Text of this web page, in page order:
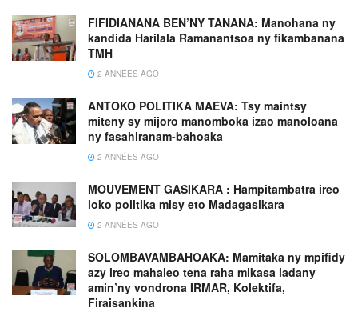
FIFIDIANANA BEN’NY TANANA: Manohana ny
kandida Harilala Ramanantsoa ny fikambanana
TMH
2 ANNÉES AGO
ANTOKO POLITIKA MAEVA: Tsy maintsy
miteny sy mijoro manomboka izao manoloana
ny fasahiranam-bahoaka
2 ANNÉES AGO
MOUVEMENT GASIKARA : Hampitambatra ireo
loko politika misy eto Madagasikara
2 ANNÉES AGO
SOLOMBAVAMBAHOAKA: Mamitaka ny mpifidy
azy ireo mahaleo tena raha mikasa iadany
amin’ny vondrona IRMAR, Kolektifa,
Firaisankina